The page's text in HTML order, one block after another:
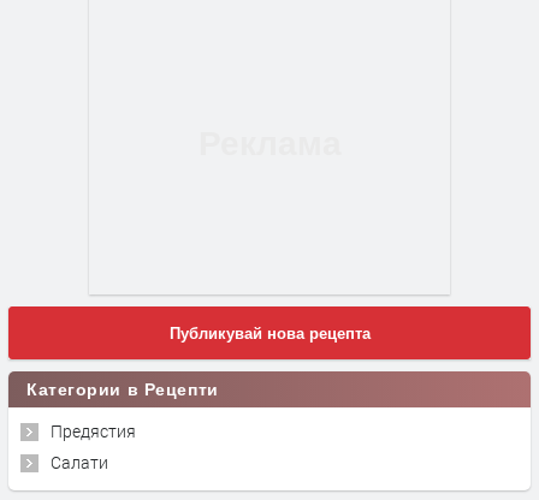
Публикувай нова рецепта
Категории в Рецепти
Предястия
Салати